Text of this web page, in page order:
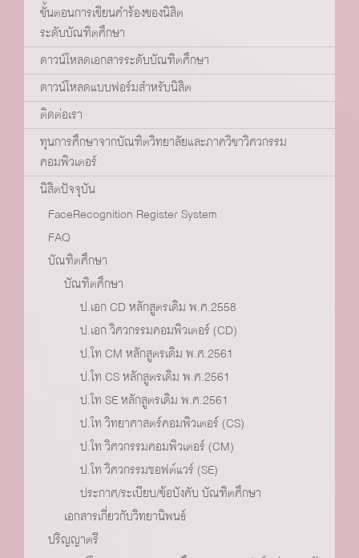
ขั้นตอนการเขียนคำร้องของนิสิต
ระดับบัณฑิตศึกษา
ดาวน์โหลดเอกสารระดับบัณฑิตศึกษา
ดาวน์โหลดแบบฟอร์มสำหรับนิสิต
ติดต่อเรา
ทุนการศึกษาจากบัณฑิตวิทยาลัยและภาควิชาวิศวกรรม
คอมพิวเตอร์
นิสิตปัจจุบัน
FaceRecognition Register System
FAQ
บัณฑิตศึกษา
บัณฑิตศึกษา
ป.เอก CD หลักสูตรเดิม พ.ศ.2558
ป.เอก วิศวกรรมคอมพิวเตอร์ (CD)
ป.โท CM หลักสูตรเดิม พ.ศ.2561
ป.โท CS หลักสูตรเดิม พ.ศ.2561
ป.โท SE หลักสูตรเดิม พ.ศ.2561
ป.โท วิทยาศาสตร์คอมพิวเตอร์ (CS)
ป.โท วิศวกรรมคอมพิวเตอร์ (CM)
ป.โท วิศวกรรมซอฟต์แวร์ (SE)
ประกาศ/ระเบียบ/ข้อบังคับ บัณฑิตศึกษา
เอกสารเกี่ยวกับวิทยานิพนธ์
ปริญญาตรี